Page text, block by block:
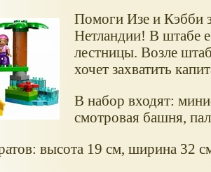
Помоги Изе и Кэбби
Нетландии! В штабе
лестницы. Возле
хочет захватить
В набор входят:
смотровая башня,
высота 19 см, ширина 32